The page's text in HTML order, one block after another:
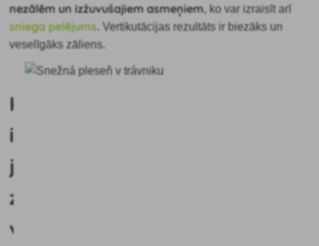
nezālēm un izžuvušajiem asmeņiem, ko var izraisīt arī
sniega pelējums. Vertikutācijas rezultāts ir biezāks un
veselīgāks zāliens.
Kad
ir
jāveic
zāliena
vertikulārā